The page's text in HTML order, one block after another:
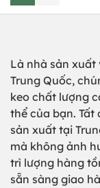
Là nhà sản
Trung Quốc,
keo chất lượng
thể của bạn. Tất
sản xuất tại
mà không ảnh
trì lượng hàng
sẵn sàng giao